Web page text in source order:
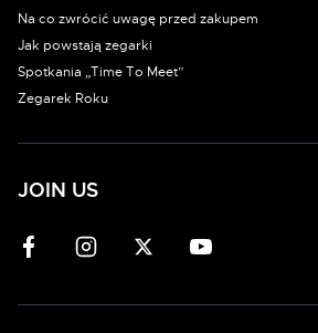
Na co zwrócić uwagę przed zakupem
Jak powstają zegarki
Spotkania „Time To Meet”
Zegarek Roku
JOIN US